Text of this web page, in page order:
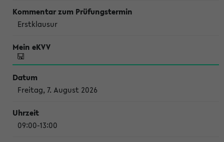
Erstklausur
Freitag, 7. August 2026
09:00-13:00